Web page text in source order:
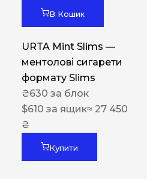
В Кошик
URTA Mint Slims —
ментолові сигарети
формату Slims
₴630 за блок
$610 за ящик≈ 27 450
₴
Купити